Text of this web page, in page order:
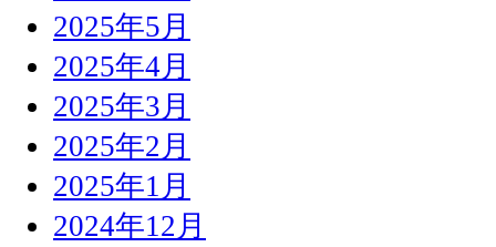
2025年5月
2025年4月
2025年3月
2025年2月
2025年1月
2024年12月